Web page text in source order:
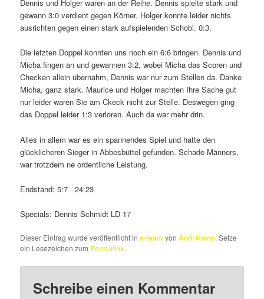
Dennis und Holger waren an der Reihe. Dennis spielte stark und
gewann 3:0 verdient gegen Körner. Holger konnte leider nichts
ausrichten gegen einen stark aufspielenden Schobi. 0:3.
Die letzten Doppel konnten uns noch ein 6:6 bringen. Dennis und
Micha fingen an und gewannen 3:2, wobei Micha das Scoren und
Checken allein übernahm, Dennis war nur zum Stellen da. Danke
Micha, ganz stark. Maurice und Holger machten Ihre Sache gut
nur leider waren Sie am Ckeck nicht zur Stelle. Deswegen ging
das Doppel leider 1:3 verloren. Auch da war mehr drin.
Alles in allem war es ein spannendes Spiel und hatte den
glücklicheren Sieger in Abbesbüttel gefunden. Schade Männers,
war trotzdem ne ordentliche Leistung.
Endstand: 5:7 24:23
Specials: Dennis Schmidt LD 17
Dieser Eintrag wurde veröffentlicht ina-team vonAndi Kiene. Setze
ein Lesezeichen zum Permalink.
Schreibe einen Kommentar